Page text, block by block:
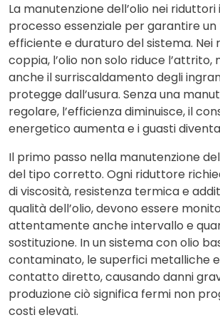
La manutenzione dell’olio nei riduttori
processo essenziale per garantire
efficiente e duraturo del sistema. Nei
coppia, l’olio non solo riduce l’attrito,
anche il surriscaldamento degli
protegge dall’usura. Senza una
regolare, l’efficienza diminuisce, il
energetico aumenta e i guasti
Il primo passo nella manutenzione
del tipo corretto. Ogni riduttore
di viscosità, resistenza termica e
qualità dell’olio, devono essere
attentamente anche intervallo e
sostituzione. In un sistema con olio
contaminato, le superfici metalliche
contatto diretto, causando danni
produzione ciò significa fermi non
costi elevati.